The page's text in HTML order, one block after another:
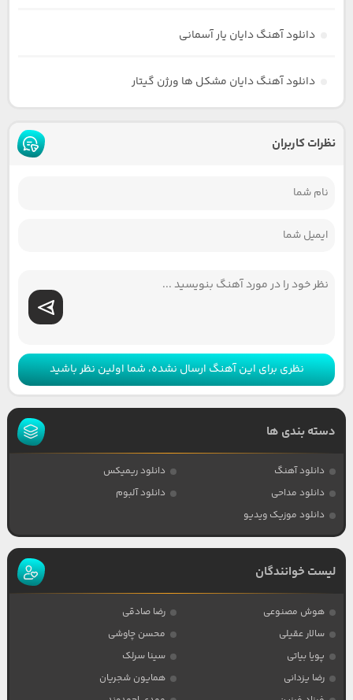
دانلود آهنگ دایان یار آسمانی
دانلود آهنگ دایان مشکل ها ورژن گیتار
نظرات کاربران
نظری برای این آهنگ ارسال نشده، شما اولین نظر باشید
دسته بندی ها
دانلود آهنگ
دانلود ریمیکس
دانلود مداحی
دانلود آلبوم
دانلود موزیک ویدیو
لیست خوانندگان
هوش مصنوعی
رضا صادقی
سالار عقیلی
محسن چاوشی
پویا بیاتی
سینا سرلک
رضا یزدانی
همایون شجریان